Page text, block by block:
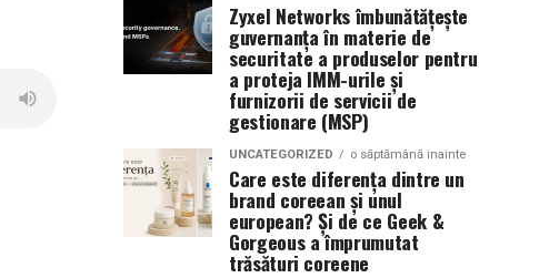
Zyxel Networks îmbunătățește
guvernanța în materie de
securitate a produselor pentru
a proteja IMM-urile și
furnizorii de servicii de
gestionare (MSP)
UNCATEGORIZED o săptămână inainte
Care este diferența dintre un
brand coreean și unul
european? Și de ce Geek &
Gorgeous a împrumutat
trăsături coreene